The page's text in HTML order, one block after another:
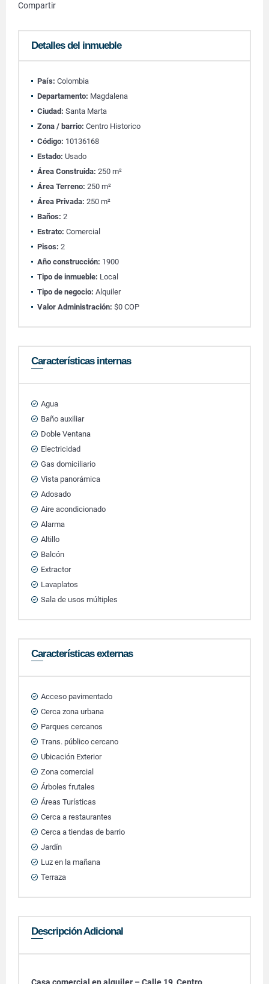
Compartir
Detalles del inmueble
País: Colombia
Departamento: Magdalena
Ciudad: Santa Marta
Zona / barrio: Centro Historico
Código: 10136168
Estado: Usado
Área Construida: 250 m²
Área Terreno: 250 m²
Área Privada: 250 m²
Baños: 2
Estrato: Comercial
Pisos: 2
Año construcción: 1900
Tipo de inmueble: Local
Tipo de negocio: Alquiler
Valor Administración: $0 COP
Características internas
Agua
Baño auxiliar
Doble Ventana
Electricidad
Gas domiciliario
Vista panorámica
Adosado
Aire acondicionado
Alarma
Altillo
Balcón
Extractor
Lavaplatos
Sala de usos múltiples
Características externas
Acceso pavimentado
Cerca zona urbana
Parques cercanos
Trans. público cercano
Ubicación Exterior
Zona comercial
Árboles frutales
Áreas Turísticas
Cerca a restaurantes
Cerca a tiendas de barrio
Jardín
Luz en la mañana
Terraza
Descripción Adicional